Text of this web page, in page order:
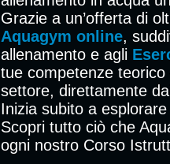
Grazie a un’offerta di
Aquagym online,
allenamento e agli
tue competenze
settore, direttamente
Inizia subito a
Scopri tutto ciò che
ogni nostro Corso